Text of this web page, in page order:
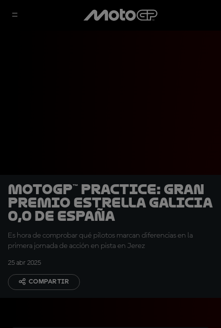
MotoGP™ Practice: Gran
Premio Estrella Galicia
0,0 de España
Es hora de comprobar qué pilotos marcan diferencias en la
primera jornada de acción en pista en Jerez
25 abr 2025
COMPARTIR